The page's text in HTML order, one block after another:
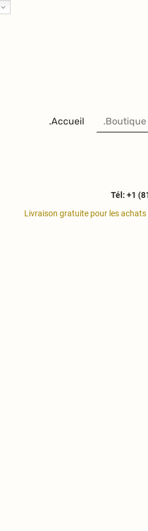
.Accueil .Boutique
Tél: +1
Livraison gratuite pour les achats